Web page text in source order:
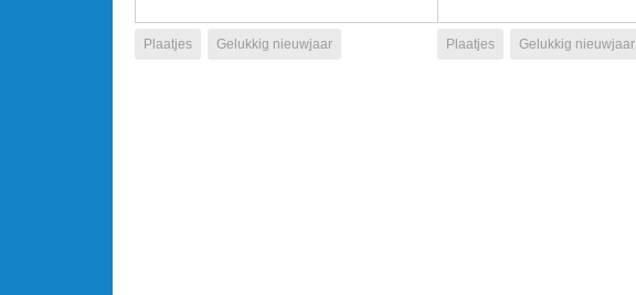
Plaatjes Gelukkig nieuwjaar Plaatjes Gelukkig nieuwjaar